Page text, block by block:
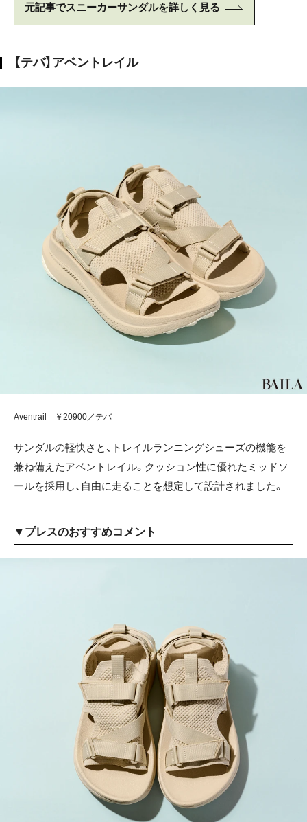
元記事でスニーカーサンダルを詳しく見る
【テバ】アベントレイル
Aventrail ￥20900／テバ
サンダルの軽快さと、トレイルランニングシューズの機能を
兼ね備えたアベントレイル。クッション性に優れたミッドソ
ールを採用し、自由に走ることを想定して設計されました。
▼プレスのおすすめコメント